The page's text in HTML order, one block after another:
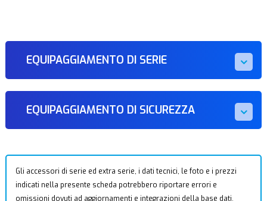
EQUIPAGGIAMENTO DI SERIE
EQUIPAGGIAMENTO DI SICUREZZA
Gli accessori di serie ed extra serie, i dati tecnici, le foto e i prezzi
indicati nella presente scheda potrebbero riportare errori e
omissioni dovuti ad aggiornamenti e integrazioni della base dati.